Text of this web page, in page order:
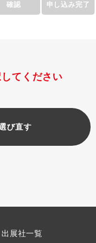
確認
申し込み完了
てください
び直す
出展社一覧